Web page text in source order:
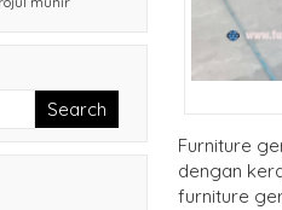
Furniture
dengan
furniture
munir
Search